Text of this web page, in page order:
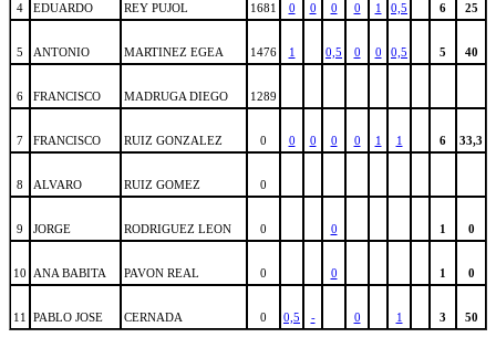
4 EDUARDO REY PUJOL 1681 0 0 0 0 1 0,5 6 25
5 ANTONIO MARTINEZ EGEA 1476 1 0,5 0 0 0,5 5 40
6 FRANCISCO MADRUGA DIEGO 1289
7 FRANCISCO RUIZ GONZALEZ 0 0 0 0 0 1 1 6 33,3
8 ALVARO RUIZ GOMEZ 0
9 JORGE RODRIGUEZ LEON 0 0 1 0
10 ANA BABITA PAVON REAL 0 0 1 0
11 PABLO JOSE CERNADA 0 0,5 - 0 1 3 50